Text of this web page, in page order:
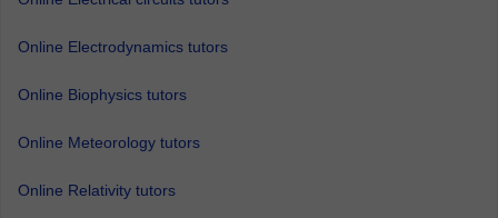
Online Electrodynamics tutors
Online Biophysics tutors
Online Meteorology tutors
Online Relativity tutors